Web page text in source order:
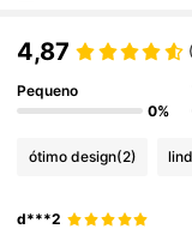
4,87
Pequeno
0%
ótimo design(2)
d***2